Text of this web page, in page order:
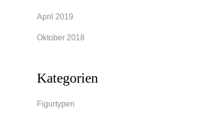
April 2019
Oktober 2018
Kategorien
Figurtypen